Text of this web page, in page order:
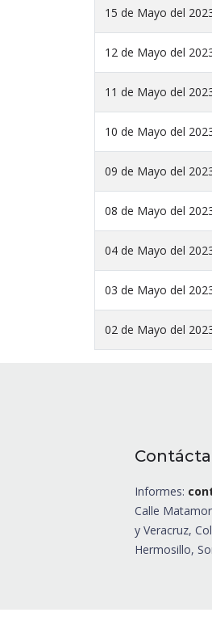
15 de Mayo del
12 de Mayo del
11 de Mayo del
10 de Mayo del
09 de Mayo del
08 de Mayo del
04 de Mayo del
03 de Mayo del
02 de Mayo del
Informes:
Calle
y Veracruz,
Hermosillo,